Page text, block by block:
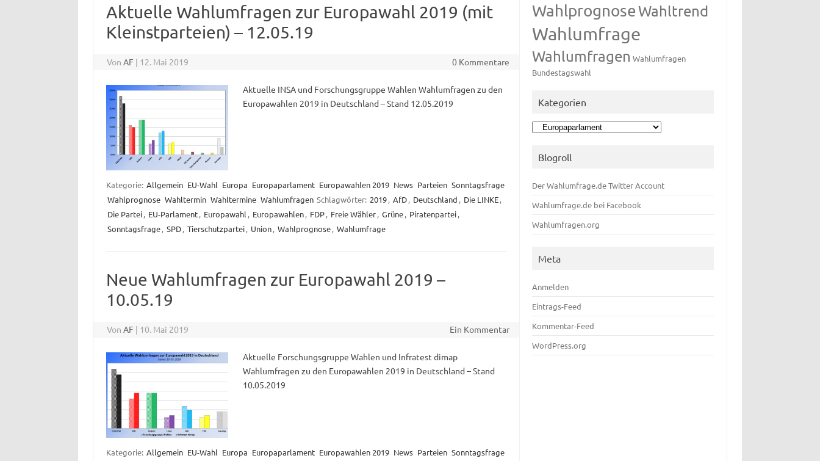
Aktuelle Wahlumfragen zur Europawahl 2019 (mit
Kleinstparteien) – 12.05.19
VonAF | 12. Mai 2019 0 Kommentare
Aktuelle INSA und Forschungsgruppe Wahlen Wahlumfragen zu den
Europawahlen 2019 in Deutschland – Stand 12.05.2019
Kategorie: Allgemein EU-Wahl Europa Europaparlament Europawahlen 2019 News Parteien Sonntagsfrage
Wahlprognose Wahltermin Wahltermine Wahlumfragen Schlagwörter: 2019, AfD, Deutschland , Die LINKE,
Die Partei, EU-Parlament, Europawahl , Europawahlen, FDP, Freie Wähler, Grüne, Piratenpartei,
Sonntagsfrage, SPD, Tierschutzpartei, Union, Wahlprognose, Wahlumfrage
Neue Wahlumfragen zur Europawahl 2019 –
10.05.19
VonAF | 10. Mai 2019 Ein Kommentar
Aktuelle Forschungsgruppe Wahlen und Infratest dimap
Wahlumfragen zu den Europawahlen 2019 in Deutschland – Stand
10.05.2019
Kategorie: Allgemein EU-Wahl Europa Europaparlament Europawahlen 2019 News Parteien Sonntagsfrage
WahlprognoseWahltrend
Wahlumfrage
Wahlumfragen Wahlumfragen
Bundestagswahl
Kategorien
Kategorien
Blogroll
Der Wahlumfrage.de Twitter Account
Wahlumfrage.de bei Facebook
Wahlumfragen.org
Meta
Anmelden
Eintrags-Feed
Kommentar-Feed
WordPress.org